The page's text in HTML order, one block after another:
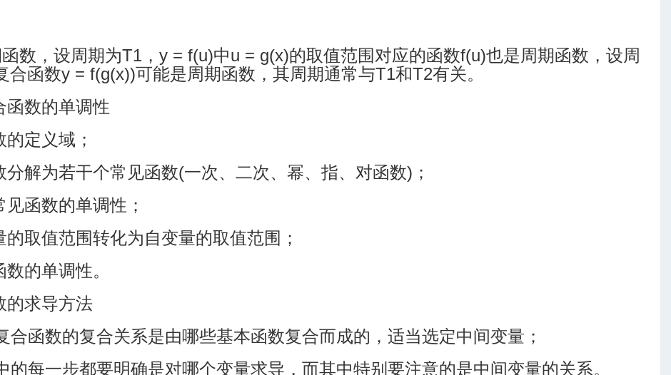
数，设周期为T1，y = f(u)中u = g(x)的取值范围对应的函数f(u)也是周期函数，设周
合函数y = f(g(x))可能是周期函数，其周期通常与T1和T2有关。
函数的单调性
定义域；
解为若干个常见函数(一次、二次、幂、指、对函数)；
函数的单调性；
取值范围转化为自变量的取值范围；
的单调性。
的求导方法
合函数的复合关系是由哪些基本函数复合而成的，适当选定中间变量；
的每一步都要明确是对哪个变量求导，而其中特别要注意的是中间变量的关系。